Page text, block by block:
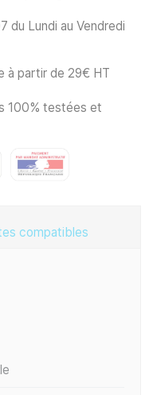
du Lundi au Vendredi
à partir de 29€ HT
100% testées et
compatibles